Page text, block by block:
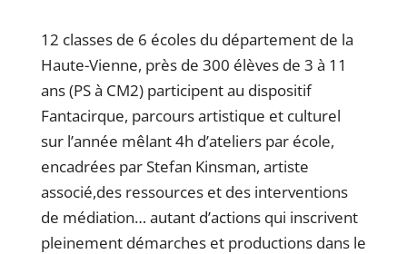
12 classes de 6 écoles du département de la
Haute-Vienne, près de 300 élèves de 3 à 11
ans (PS à CM2) participent au dispositif
Fantacirque, parcours artistique et culturel
sur l’année mêlant 4h d’ateliers par école,
encadrées par Stefan Kinsman, artiste
associé,des ressources et des interventions
de médiation… autant d’actions qui inscrivent
pleinement démarches et productions dans le